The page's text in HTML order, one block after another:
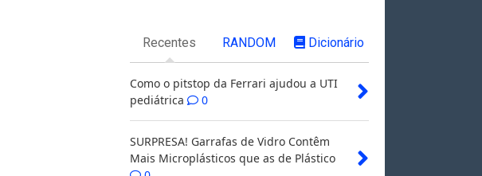
Recentes RANDOM Dicionário
Como o pitstop da Ferrari ajudou a UTI
pediátrica
0
SURPRESA! Garrafas de Vidro Contêm
Mais Microplásticos que as de Plástico